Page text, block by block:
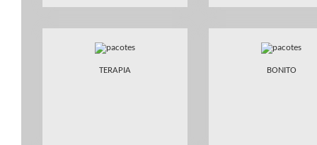
TERAPIA BONITO